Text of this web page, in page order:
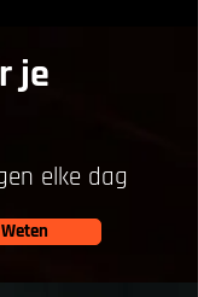
je
elke dag